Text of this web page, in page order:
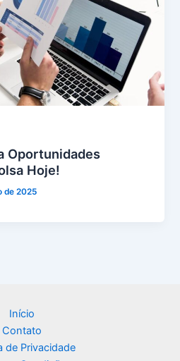
Oportunidades
Hoje!
de 2025
Início
Contato
de Privacidade